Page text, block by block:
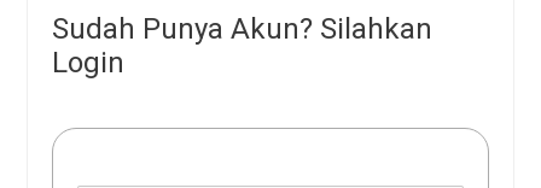
Sudah Punya Akun? Silahkan
Login